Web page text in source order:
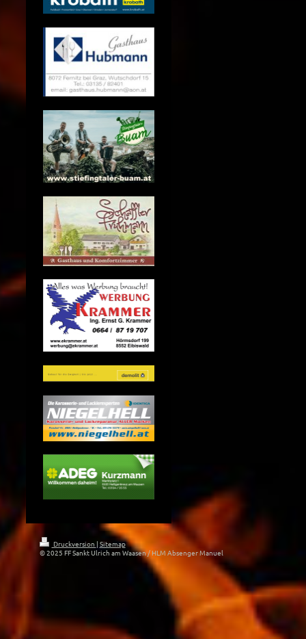
Druckversion | Sitemap
© 2025 FF Sankt Ulrich am Waasen / HLM Absenger Manuel